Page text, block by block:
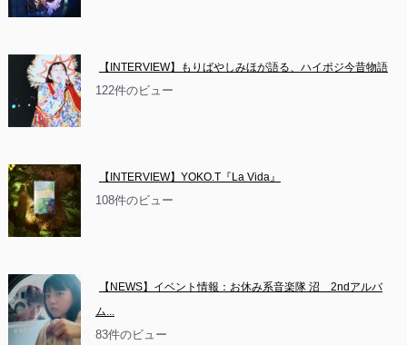
【INTERVIEW】もりばやしみほが語る、ハイポジ今昔物語
122件のビュー
【INTERVIEW】YOKO.T『La Vida』
108件のビュー
【NEWS】イベント情報：お休み系音楽隊 沼　2ndアルバ
ム...
83件のビュー